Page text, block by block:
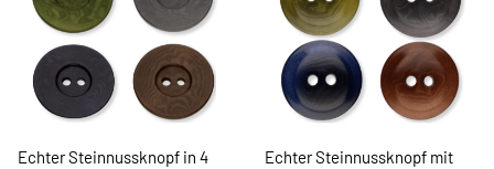
Echter Steinnussknopf in 4
Echter Steinnussknopf mit